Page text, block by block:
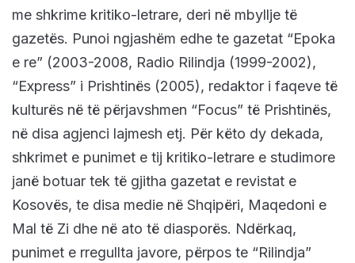
me shkrime kritiko-letrare, deri në mbyllje të
gazetës. Punoi ngjashëm edhe te gazetat “Epoka
e re” (2003-2008, Radio Rilindja (1999-2002),
“Express” i Prishtinës (2005), redaktor i faqeve të
kulturës në të përjavshmen “Focus” të Prishtinës,
në disa agjenci lajmesh etj. Për këto dy dekada,
shkrimet e punimet e tij kritiko-letrare e studimore
janë botuar tek të gjitha gazetat e revistat e
Kosovës, te disa medie në Shqipëri, Maqedoni e
Mal të Zi dhe në ato të diasporës. Ndërkaq,
punimet e rregullta javore, përpos te “Rilindja”